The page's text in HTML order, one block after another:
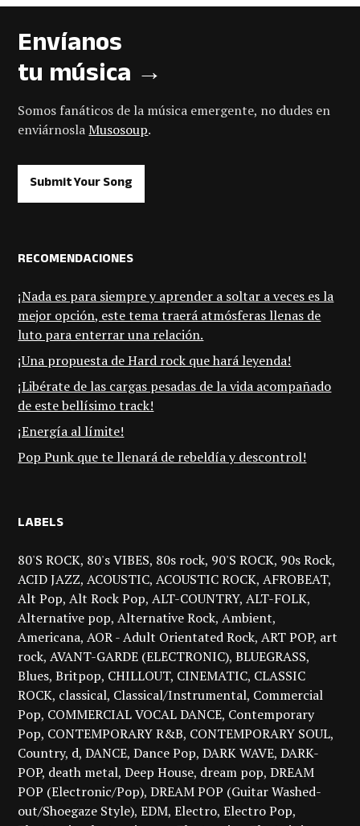
Envíanos
tu música →
Somos fanáticos de la música emergente, no dudes en
enviárnoslaMusosoup.
Submit Your Song
RECOMENDACIONES
¡Nada es para siempre y aprender a soltar a veces es la
mejor opción, este tema traerá atmósferas llenas de
luto para enterrar una relación.
¡Una propuesta de Hard rock que hará leyenda!
¡Libérate de las cargas pesadas de la vida acompañado
de este bellísimo track!
¡Energía al límite!
Pop Punk que te llenará de rebeldía y descontrol!
LABELS
80'S ROCK 80's VIBES 80s rock 90'S ROCK 90s Rock
ACID JAZZ ACOUSTIC ACOUSTIC ROCK AFROBEAT
Alt Pop Alt Rock Pop ALT-COUNTRY ALT-FOLK
Alternative pop Alternative Rock Ambient
Americana AOR - Adult Orientated Rock ART POP art
rock AVANT-GARDE (ELECTRONIC) BLUEGRASS
Blues Britpop CHILLOUT CINEMATIC CLASSIC
ROCK classical Classical/Instrumental Commercial
Pop COMMERCIAL VOCAL DANCE Contemporary
Pop CONTEMPORARY R&B CONTEMPORARY SOUL
Country d DANCE Dance Pop DARK WAVE DARK-
POP death metal Deep House dream pop DREAM
POP (Electronic/Pop) DREAM POP (Guitar Washed-
out/Shoegaze Style) EDM Electro Electro Pop